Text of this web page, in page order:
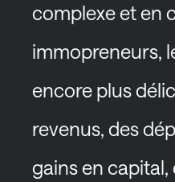
complexe et en
immopreneurs,
encore plus
revenus, des
gains en